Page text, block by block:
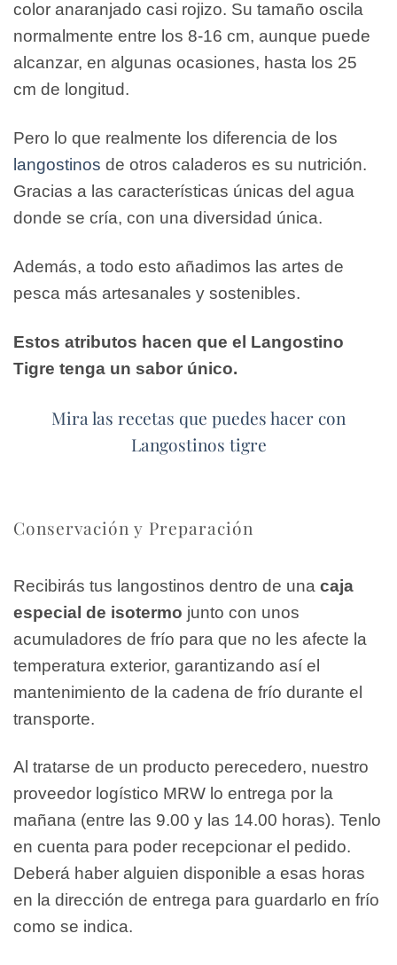
color anaranjado casi rojizo. Su tamaño oscila
normalmente entre los 8-16 cm, aunque puede
alcanzar, en algunas ocasiones, hasta los 25
cm de longitud.
Pero lo que realmente los diferencia de los
langostinos de otros caladeros es su nutrición.
Gracias a las características únicas del agua
donde se cría, con una diversidad única.
Además, a todo esto añadimos las artes de
pesca más artesanales y sostenibles.
Estos atributos hacen que el Langostino
Tigre tenga un sabor único.
Mira las recetas que puedes hacer con
Langostinos tigre
Conservación y Preparación
Recibirás tus langostinos dentro de una caja
especial de isotermo junto con unos
acumuladores de frío para que no les afecte la
temperatura exterior, garantizando así el
mantenimiento de la cadena de frío durante el
transporte.
Al tratarse de un producto perecedero, nuestro
proveedor logístico MRW lo entrega por la
mañana (entre las 9.00 y las 14.00 horas). Tenlo
en cuenta para poder recepcionar el pedido.
Deberá haber alguien disponible a esas horas
en la dirección de entrega para guardarlo en frío
como se indica.